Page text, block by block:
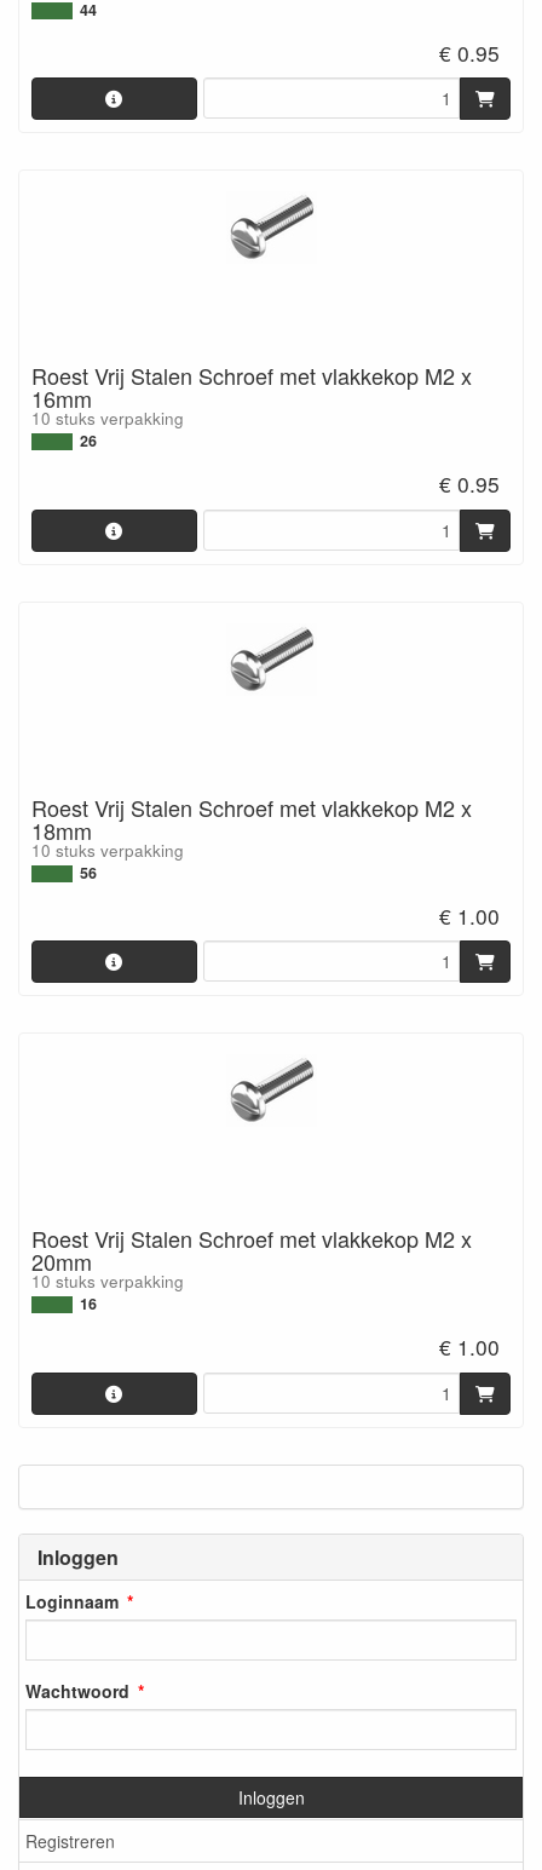
Inloggen
Loginnaam
Wachtwoord
Inloggen
Registreren
44
€ 0.95
Roest Vrij Stalen Schroef met vlakkekop M2 x
16mm
10 stuks verpakking
26
€ 0.95
Roest Vrij Stalen Schroef met vlakkekop M2 x
18mm
10 stuks verpakking
56
€ 1.00
Roest Vrij Stalen Schroef met vlakkekop M2 x
20mm
10 stuks verpakking
16
€ 1.00